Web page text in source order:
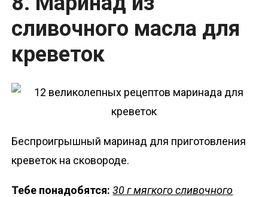
сливочного масла для
креветок
Беспроигрышный маринад для приготовления
креветок на сковороде.
Тебе понадобятся:30 г мягкого сливочного